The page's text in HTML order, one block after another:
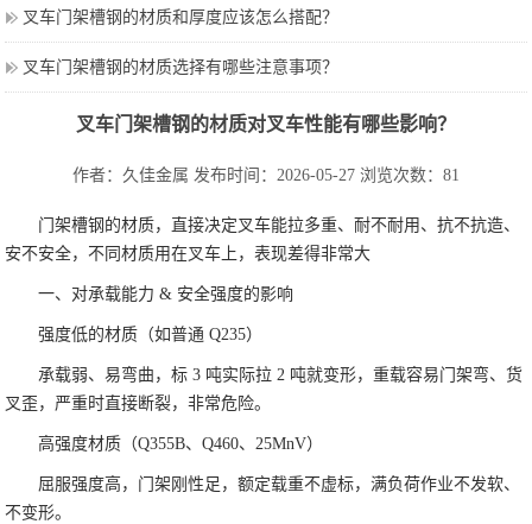
叉车门架槽钢的材质和厚度应该怎么搭配？
叉车门架槽钢的材质选择有哪些注意事项？
叉车门架槽钢的材质对叉车性能有哪些影响？
作者：久佳金属 发布时间：2026-05-27 浏览次数：81
门架槽钢的材质，直接决定叉车能拉多重、耐不耐用、抗不抗造、
安不安全，不同材质用在叉车上，表现差得非常大
一、对承载能力 & 安全强度的影响
强度低的材质（如普通 Q235）
承载弱、易弯曲，标 3 吨实际拉 2 吨就变形，重载容易门架弯、货
叉歪，严重时直接断裂，非常危险。
高强度材质（Q355B、Q460、25MnV）
屈服强度高，门架刚性足，额定载重不虚标，满负荷作业不发软、
不变形。